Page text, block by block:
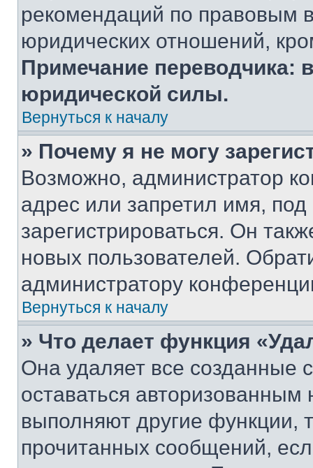
рекомендаций по правовым
юридических отношений,
Примечание переводчика:
юридической силы.
Вернуться к началу
» Почему я не могу
Возможно, администратор
адрес или запретил имя,
зарегистрироваться. Он
новых пользователей.
администратору
Вернуться к началу
» Что делает функция
Она удаляет все созданные
оставаться
выполняют другие функции,
прочитанных сообщений,